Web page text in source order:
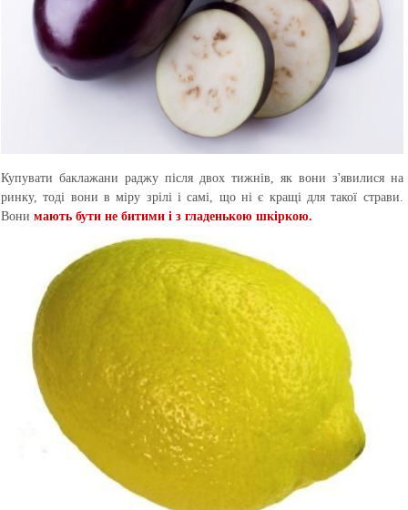
Купувати баклажани раджу після двох тижнів, як вони з'явилися на
ринку, тоді вони в міру зрілі і самі, що ні є кращі для такої страви.
Вони мають бути не битими і з гладенькою шкіркою.